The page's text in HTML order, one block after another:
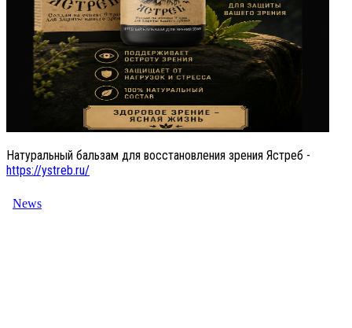
Натуральный бальзам для восстановления зрения Ястреб -
https://ystreb.ru/